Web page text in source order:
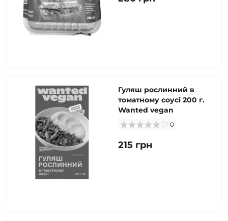
Гуляш рослинний в
томатному соусі 200 г.
Wanted vegan
0
215 грн